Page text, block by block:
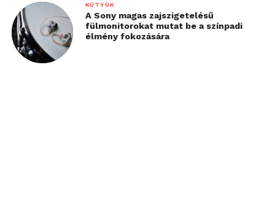
KÜTYÜK
A Sony magas zajszigetelésű
fülmonitorokat mutat be a színpadi
élmény fokozására